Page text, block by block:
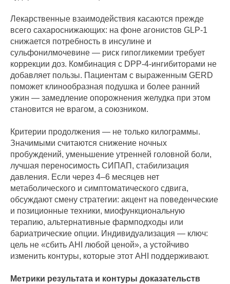
Лекарственные взаимодействия касаются прежде
всего сахароснижающих: на фоне агонистов GLP‑1
снижается потребность в инсулине и
сульфонилмочевине — риск гипогликемии требует
коррекции доз. Комбинация с DPP‑4‑ингибиторами не
добавляет пользы. Пациентам с выраженным GERD
поможет клинообразная подушка и более ранний
ужин — замедление опорожнения желудка при этом
становится не врагом, а союзником.
Критерии продолжения — не только килограммы.
Значимыми считаются снижение ночных
пробуждений, уменьшение утренней головной боли,
лучшая переносимость СИПАП, стабилизация
давления. Если через 4–6 месяцев нет
метаболического и симптоматического сдвига,
обсуждают смену стратегии: акцент на поведенческие
и позиционные техники, миофункциональную
терапию, альтернативные фармподходы или
бариатрические опции. Индивидуализация — ключ:
цель не «сбить AHI любой ценой», а устойчиво
изменить контуры, которые этот AHI поддерживают.
Метрики результата и контуры доказательств